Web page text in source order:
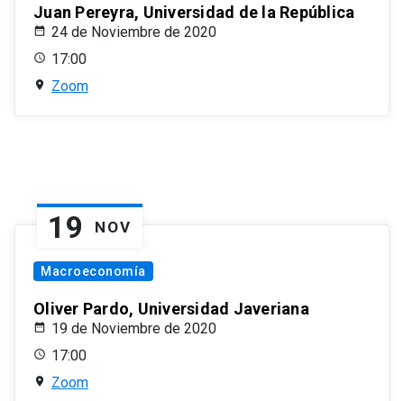
Juan Pereyra, Universidad de la República
24 de Noviembre de 2020
17:00
Zoom
19 NOV
Macroeconomía
Oliver Pardo, Universidad Javeriana
19 de Noviembre de 2020
17:00
Zoom